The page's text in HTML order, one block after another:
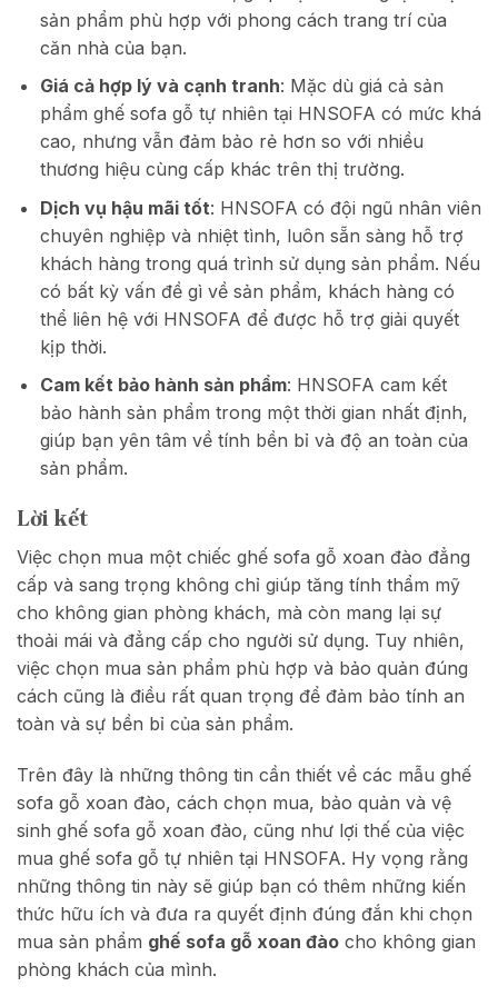
sản phẩm phù hợp với phong cách trang trí của
căn nhà của bạn.
Giá cả hợp lý và cạnh tranh: Mặc dù giá cả sản
phẩm ghế sofa gỗ tự nhiên tại HNSOFA có mức khá
cao, nhưng vẫn đảm bảo rẻ hơn so với nhiều
thương hiệu cùng cấp khác trên thị trường.
Dịch vụ hậu mãi tốt: HNSOFA có đội ngũ nhân viên
chuyên nghiệp và nhiệt tình, luôn sẵn sàng hỗ trợ
khách hàng trong quá trình sử dụng sản phẩm. Nếu
có bất kỳ vấn đề gì về sản phẩm, khách hàng có
thể liên hệ với HNSOFA để được hỗ trợ giải quyết
kịp thời.
Cam kết bảo hành sản phẩm: HNSOFA cam kết
bảo hành sản phẩm trong một thời gian nhất định,
giúp bạn yên tâm về tính bền bỉ và độ an toàn của
sản phẩm.
Lời kết
Việc chọn mua một chiếc ghế sofa gỗ xoan đào đẳng
cấp và sang trọng không chỉ giúp tăng tính thẩm mỹ
cho không gian phòng khách, mà còn mang lại sự
thoải mái và đẳng cấp cho người sử dụng. Tuy nhiên,
việc chọn mua sản phẩm phù hợp và bảo quản đúng
cách cũng là điều rất quan trọng để đảm bảo tính an
toàn và sự bền bỉ của sản phẩm.
Trên đây là những thông tin cần thiết về các mẫu ghế
sofa gỗ xoan đào, cách chọn mua, bảo quản và vệ
sinh ghế sofa gỗ xoan đào, cũng như lợi thế của việc
mua ghế sofa gỗ tự nhiên tại HNSOFA. Hy vọng rằng
những thông tin này sẽ giúp bạn có thêm những kiến
thức hữu ích và đưa ra quyết định đúng đắn khi chọn
mua sản phẩm ghế sofa gỗ xoan đào cho không gian
phòng khách của mình.